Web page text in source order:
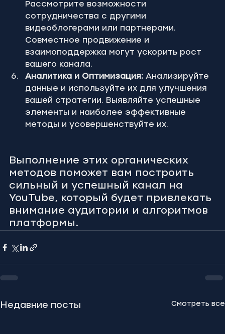
Рассмотрите возможности
сотрудничества с другими
видеоблогерами или партнерами.
Совместное продвижение и
взаимоподдержка могут ускорить рост
вашего канала.
Аналитика и Оптимизация: Анализируйте
данные и используйте их для улучшения
вашей стратегии. Выявляйте успешные
элементы и наиболее эффективные
методы и усовершенствуйте их.
Выполнение этих органических
методов поможет вам построить
сильный и успешный канал на
YouTube, который будет привлекать
внимание аудитории и алгоритмов
платформы.
Недавние посты Смотреть все